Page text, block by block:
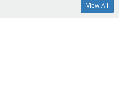
View All